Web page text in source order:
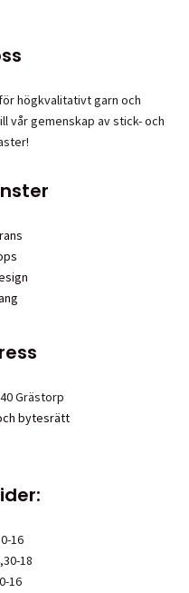
högkvalitativt garn och
vår gemenskap av stick- och
Grästorp
bytesrätt
16
18
16